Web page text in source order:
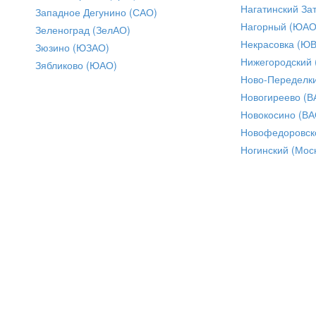
Западное Дегунино (САО)
Зеленоград (ЗелАО)
Зюзино (ЮЗАО)
Зябликово (ЮАО)
Нагатинский
Нагорный
Некрасовка
Ново-
Новогиреево
Новокосино
Ногинский